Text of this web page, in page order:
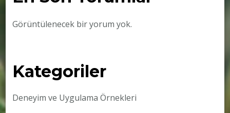
Görüntülenecek bir yorum yok.
Kategoriler
Deneyim ve Uygulama Örnekleri